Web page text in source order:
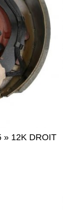
» 12K DROIT